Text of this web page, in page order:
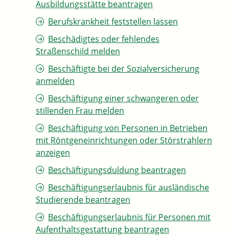
Ausbildungsstätte beantragen
Berufskrankheit feststellen lassen
Beschädigtes oder fehlendes
Straßenschild melden
Beschäftigte bei der Sozialversicherung
anmelden
Beschäftigung einer schwangeren oder
stillenden Frau melden
Beschäftigung von Personen in Betrieben
mit Röntgeneinrichtungen oder Störstrahlern
anzeigen
Beschäftigungsduldung beantragen
Beschäftigungserlaubnis für ausländische
Studierende beantragen
Beschäftigungserlaubnis für Personen mit
Aufenthaltsgestattung beantragen